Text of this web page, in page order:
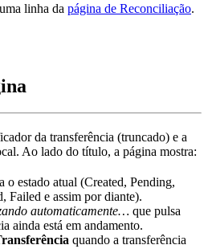
linha da página de Reconciliação.
da transferência (truncado) e a
Ao lado do título, a página mostra:
o estado atual (Created, Pending,
Failed e assim por diante).
automaticamente… que pulsa
ainda está em andamento.
quando a transferência